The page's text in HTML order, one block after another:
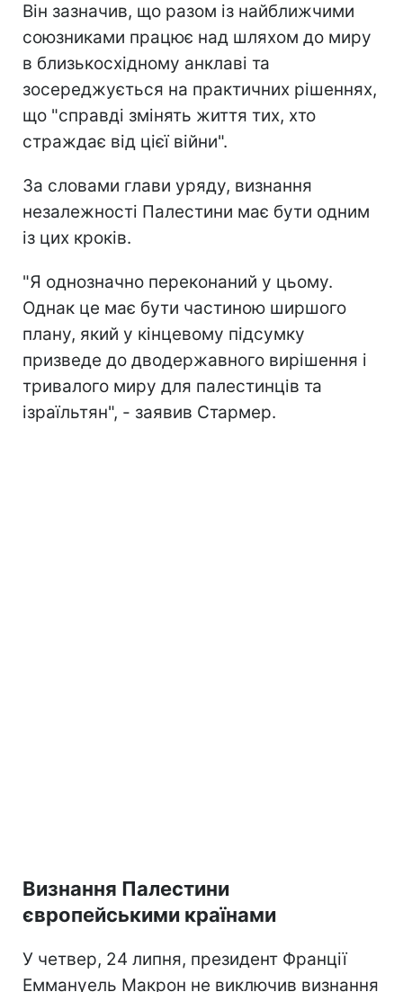
Він зазначив, що разом із найближчими
союзниками працює над шляхом до миру
в близькосхідному анклаві та
зосереджується на практичних рішеннях,
що "справді змінять життя тих, хто
страждає від цієї війни".
За словами глави уряду, визнання
незалежності Палестини має бути одним
із цих кроків.
"Я однозначно переконаний у цьому.
Однак це має бути частиною ширшого
плану, який у кінцевому підсумку
призведе до дводержавного вирішення і
тривалого миру для палестинців та
ізраїльтян", - заявив Стармер.
Визнання Палестини
європейськими країнами
У четвер, 24 липня, президент Франції
Еммануель Макрон не виключив визнання